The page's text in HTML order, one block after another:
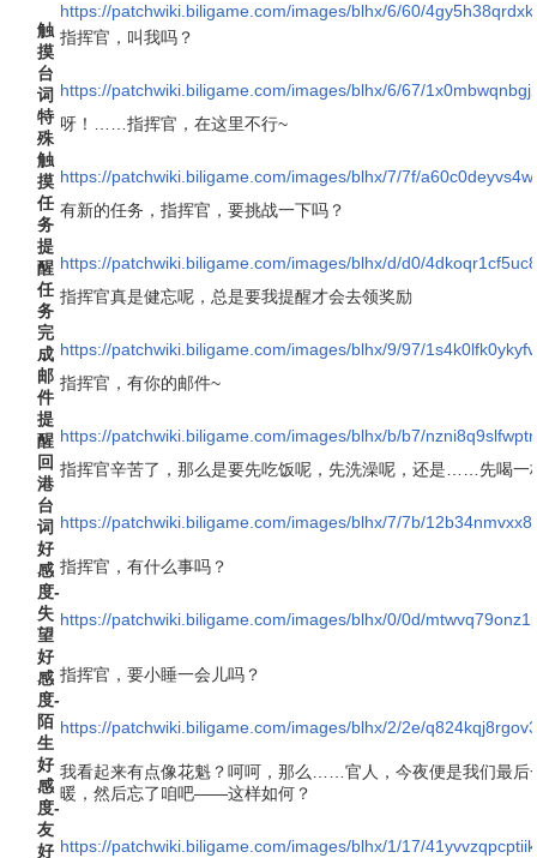
https://patchwiki.biligame.com/images/blhx/6/60/
触
摸
台
词
指挥官，叫我吗？
https://patchwiki.biligame.com/images/blhx/6/67/
特
殊
触
摸
呀！……指挥官，在这里不行~
https://patchwiki.biligame.com/images/blhx/7/7f/
任
务
提
醒
有新的任务，指挥官，要挑战一下吗？
https://patchwiki.biligame.com/images/blhx/d/d0/
任
务
完
成
指挥官真是健忘呢，总是要我提醒才会去领奖励
https://patchwiki.biligame.com/images/blhx/9/97/
邮
件
提
醒
指挥官，有你的邮件~
https://patchwiki.biligame.com/images/blhx/b/b7/
回
港
台
词
指挥官辛苦了，那么是要先吃饭呢，先洗澡呢，还是……先喝一
https://patchwiki.biligame.com/images/blhx/7/7b/
好
感
度-
失
望
指挥官，有什么事吗？
https://patchwiki.biligame.com/images/blhx/0/0d/
好
感
度-
陌
生
指挥官，要小睡一会儿吗？
https://patchwiki.biligame.com/images/blhx/2/2e/
好
感
度-
友
好
我看起来有点像花魁？呵呵，那么……官人，今夜便是我们最后
暖，然后忘了咱吧——这样如何？
https://patchwiki.biligame.com/images/blhx/1/17/